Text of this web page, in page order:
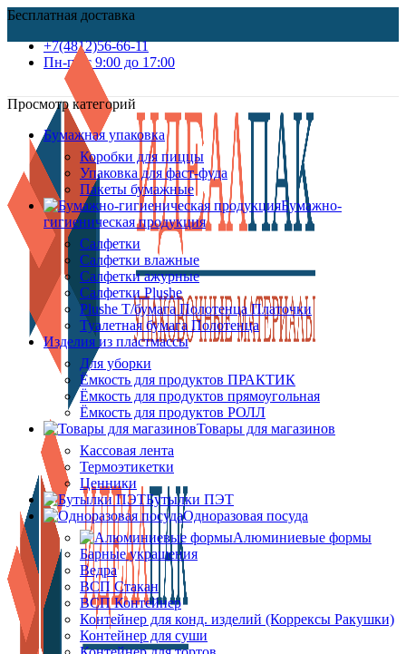
Бесплатная доставка
+7(4812)56-66-11
Пн-пт c 9:00 до 17:00
Просмотр категорий
Бумажная упаковка
Коробки для пиццы
Упаковка для фаст-фуда
Пакеты бумажные
Бумажно-
гигиеническая продукция
Салфетки
Салфетки влажные
Салфетки ажурные
Салфетки Plushe
Plushe Т/бумага Полотенца Платочки
Туалетная бумага Полотенца
Изделия из пластмассы
Для уборки
Ёмкость для продуктов ПРАКТИК
Ёмкость для продуктов прямоугольная
Ёмкость для продуктов РОЛЛ
Товары для магазинов
Кассовая лента
Термоэтикетки
Ценники
Бутылки ПЭТ
Одноразовая посуда
Алюминиевые формы
Барные украшения
Ведра
ВСП Стакан
ВСП Контейнер
Контейнер для конд. изделий (Коррексы Ракушки)
Контейнер для суши